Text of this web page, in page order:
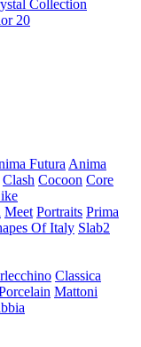
Collection
20
Futura Anima
Clash Cocoon Core
Meet Portraits Prima
Of Italy Slab2
Classica
Mattoni